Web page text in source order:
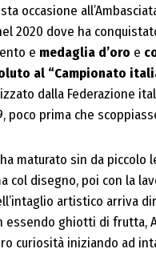
occasione
2020 dove ha
e medaglia d’oro e
al “Campionato
dalla Federazione
poco prima che
maturato sin da piccolo
col disegno, poi con la
artistico arriva
essendo ghiotti di frutta,
curiosità iniziando ad